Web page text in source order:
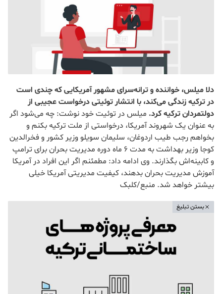
دلا میلس، خواننده و ترانه‌سرای مشهور آمریکایی که چندی است
در ترکیه زندگی می‌کند، با انتشار توئیتی درخواست عجیبی از
دولتمردان ترکیه کرد. میلس در توئیت خود نوشت: چه می‌شود اگر
به عنوان یک شهروند آمریکا، درخواستی از ملت ترکیه بکنم و
بخواهم رجب طیب اردوغان، سلیمان سویلو وزیر کشور و فخرالدین
کوجا وزیر بهداشت به مدت 6 ماه دوره مدیریت بحران برای ترامپ
و کابینه‌اش بگذارند. وی ادامه داد: مطمئنم اگر این افراد در آمریکا
آموزش مدیریت بحران بدهند، کیفیت مدیریتی آمریکا خیلی
بیشتر خواهد شد. منبع/کلبک
بستن تبلیغ